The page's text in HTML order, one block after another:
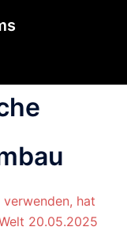
hat
20.05.2025